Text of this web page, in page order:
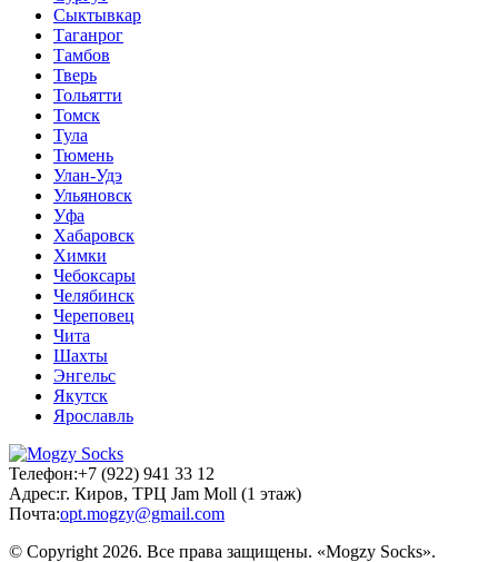
Сыктывкар
Таганрог
Тамбов
Тверь
Тольятти
Томск
Тула
Тюмень
Улан-Удэ
Ульяновск
Уфа
Хабаровск
Химки
Чебоксары
Челябинск
Череповец
Чита
Шахты
Энгельс
Якутск
Ярославль
Телефон:+7 (922) 941 33 12
Адрес:г. Киров, ТРЦ Jam Moll (1 этаж)
Почта:opt.mogzy@gmail.com
© Copyright 2026. Все права защищены. «Mogzy Socks».